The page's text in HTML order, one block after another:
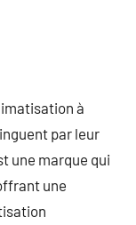
à
par leur
une marque qui
une